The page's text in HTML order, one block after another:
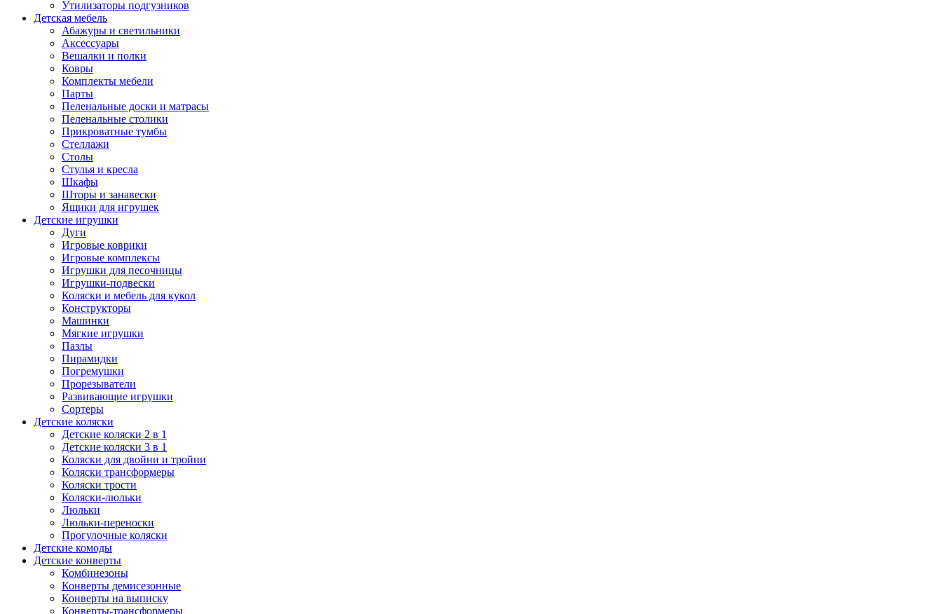
Утилизаторы подгузников
Детская мебель
Абажуры и светильники
Аксессуары
Вешалки и полки
Ковры
Комплекты мебели
Парты
Пеленальные доски и матрасы
Пеленальные столики
Прикроватные тумбы
Стеллажи
Столы
Стулья и кресла
Шкафы
Шторы и занавески
Ящики для игрушек
Детские игрушки
Дуги
Игровые коврики
Игровые комплексы
Игрушки для песочницы
Игрушки-подвески
Коляски и мебель для кукол
Конструкторы
Машинки
Мягкие игрушки
Пазлы
Пирамидки
Погремушки
Прорезыватели
Развивающие игрушки
Сортеры
Детские коляски
Детские коляски 2 в 1
Детские коляски 3 в 1
Коляски для двойни и тройни
Коляски трансформеры
Коляски трости
Коляски-люльки
Люльки
Люльки-переноски
Прогулочные коляски
Детские комоды
Детские конверты
Комбинезоны
Конверты демисезонные
Конверты на выписку
Конверты-трансформеры